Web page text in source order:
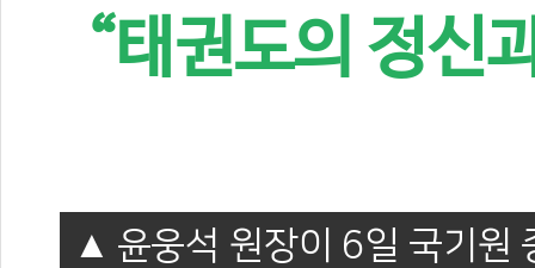
“태권도의 정신
윤웅석 원장이 6일 국기원